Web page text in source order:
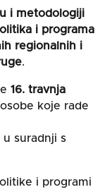
i metodologiji
i programa
regionalnih i
.
16. travnja
koje rade
u suradnji s
i programi